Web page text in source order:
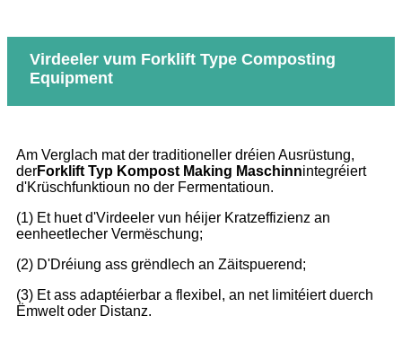
Virdeeler vum Forklift Type Composting
Equipment
Am Verglach mat der traditioneller dréien Ausrüstung,
derForklift Typ Kompost Making Maschinnintegréiert
d'Krüschfunktioun no der Fermentatioun.
(1) Et huet d'Virdeeler vun héijer Kratzeffizienz an
eenheetlecher Vermëschung;
(2) D'Dréiung ass grëndlech an Zäitspuerend;
(3) Et ass adaptéierbar a flexibel, an net limitéiert duerch
Ëmwelt oder Distanz.